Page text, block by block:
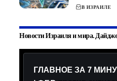
В ИЗРАИЛЕ
Новости Израиля и мира.